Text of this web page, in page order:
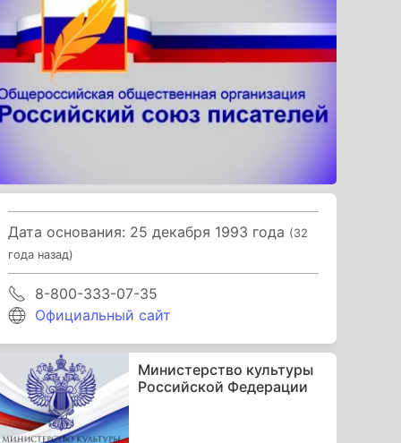
Дата основания: 25 декабря 1993 года (32
года назад)
8-800-333-07-35
Официальный сайт
Министерство культуры
Российской Федерации